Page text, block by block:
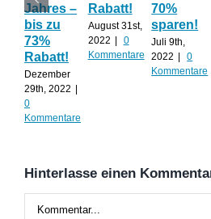
Jahres –
bis zu
73%
Rabatt!
Dezember
29th, 2022 |
0
Kommentare
Rabatt!
August 31st,
2022 |
0
Kommentare
70%
sparen!
Juli 9th,
2022 |
0
Kommentare
Hinterlasse einen